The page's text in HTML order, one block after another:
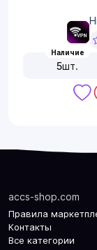
Наличие
5шт.
accs-shop.com
Правила
Контакты
Все категории